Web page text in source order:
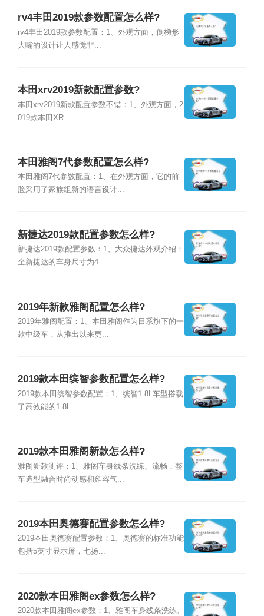
rv4丰田2019款参数配置怎么样?
rv4丰田2019款参数配置：1、外观方面，倒梯形
大嘴的设计让人感觉非...
本田xrv2019新款配置参数?
本田xrv2019新款配置参数不错：1、外观方面，2
019款本田XR-...
本田雅阁7代参数配置怎么样?
本田雅阁7代参数配置：1、在外观方面，它的前
脸采用了家族组新的语言设计...
新捷达2019款配置参数怎么样?
新捷达2019款配置参数：1、大众捷达外观介绍：
全新捷达的车身尺寸为4...
2019年新款雅阁配置怎么样?
2019年雅阁配置：1、本田雅阁作为日系旗下的一
款中级车，从推出以来更...
2019款本田缤智参数配置怎么样?
2019款本田缤智参数配置：1、缤智1.8L车型搭载
了高效能的1.8L...
2019款本田雅阁新款怎么样?
雅阁新款测评：1、雅阁车身线条洗练、流畅，整
车造型融合时尚动感和雍容气...
2019本田奥德赛配置参数怎么样?
2019本田奥德赛配置参数：1、奥德赛的标准功能
包括5英寸显示屏，七扬...
2020款本田雅阁ex参数怎么样?
2020款本田雅阁ex参数：1、雅阁车身线条洗练、